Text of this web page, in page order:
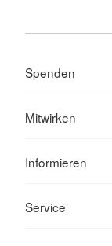
Spenden
Mitwirken
Informieren
Service